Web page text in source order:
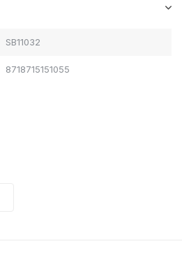
SB11032
8718715151055